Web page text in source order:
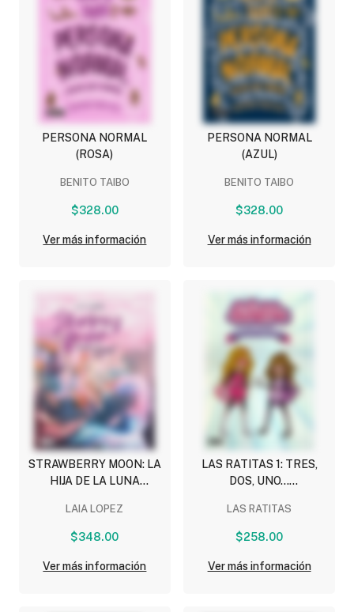
PERSONA NORMAL
(ROSA)
BENITO TAIBO
$328.00
Ver más información
PERSONA NORMAL
(AZUL)
BENITO TAIBO
$328.00
Ver más información
STRAWBERRY MOON: LA
HIJA DE LA LUNA
LAIA LOPEZ
$348.00
Ver más información
LAS RATITAS 1: TRES,
DOS, UNO...
LAS RATITAS
$258.00
Ver más información